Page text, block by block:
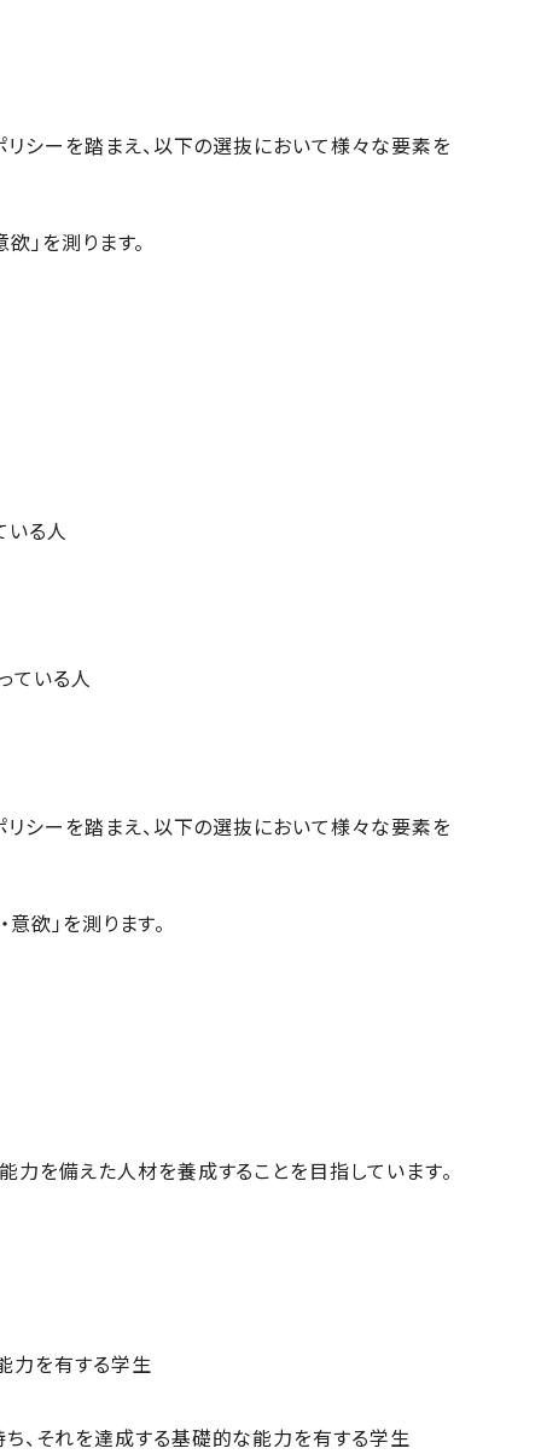
シーを踏まえ、以下の選抜において様々な要素を
」を測ります。
いる人
ている人
シーを踏まえ、以下の選抜において様々な要素を
欲」を測ります。
を備えた人材を養成することを目指しています。
力を有する学生
、それを達成する基礎的な能力を有する学生